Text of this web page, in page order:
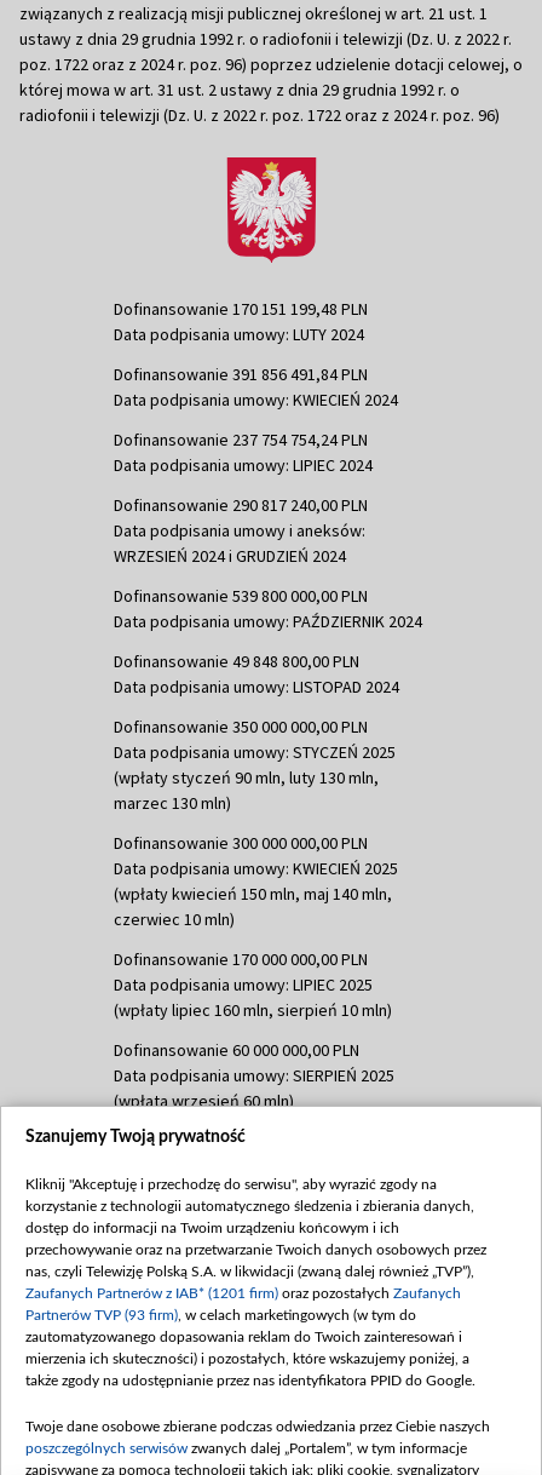
związanych z realizacją misji publicznej określonej w art. 21 ust. 1
ustawy z dnia 29 grudnia 1992 r. o radiofonii i telewizji (Dz. U. z 2022 r.
poz. 1722 oraz z 2024 r. poz. 96) poprzez udzielenie dotacji celowej, o
której mowa w art. 31 ust. 2 ustawy z dnia 29 grudnia 1992 r. o
radiofonii i telewizji (Dz. U. z 2022 r. poz. 1722 oraz z 2024 r. poz. 96)
Dofinansowanie 170 151 199,48 PLN
Data podpisania umowy: LUTY 2024
Dofinansowanie 391 856 491,84 PLN
Data podpisania umowy: KWIECIEŃ 2024
Dofinansowanie 237 754 754,24 PLN
Data podpisania umowy: LIPIEC 2024
Dofinansowanie 290 817 240,00 PLN
Data podpisania umowy i aneksów:
WRZESIEŃ 2024 i GRUDZIEŃ 2024
Dofinansowanie 539 800 000,00 PLN
Data podpisania umowy: PAŹDZIERNIK 2024
Dofinansowanie 49 848 800,00 PLN
Data podpisania umowy: LISTOPAD 2024
Dofinansowanie 350 000 000,00 PLN
Data podpisania umowy: STYCZEŃ 2025
(wpłaty styczeń 90 mln, luty 130 mln,
marzec 130 mln)
Dofinansowanie 300 000 000,00 PLN
Data podpisania umowy: KWIECIEŃ 2025
(wpłaty kwiecień 150 mln, maj 140 mln,
czerwiec 10 mln)
Dofinansowanie 170 000 000,00 PLN
Data podpisania umowy: LIPIEC 2025
(wpłaty lipiec 160 mln, sierpień 10 mln)
Dofinansowanie 60 000 000,00 PLN
Data podpisania umowy: SIERPIEŃ 2025
(wpłata wrzesień 60 mln)
Dofinansowanie 635 783 051,21 PLN
(wpłata wrzesień 100 mln, październik 350
mln, listopad 265 mln)
Dofinansowanie 48 862 000,00 PLN
Data podpisania umowy: GRUDZIEŃ 2025
(wpłata grudzień 60,548 mln)
Dofinansowanie 900 000 000,00 PLN
Data podpisania umowy: LUTY 2026 (wpłata
kwiecień 180 mln, 7 maja 180 mln, 8
czerwca 90 mln)
Szanujemy Twoją prywatność
Kliknij "Akceptuję i przechodzę do serwisu", aby wyrazić zgody na
korzystanie z technologii automatycznego śledzenia i zbierania danych,
dostęp do informacji na Twoim urządzeniu końcowym i ich
przechowywanie oraz na przetwarzanie Twoich danych osobowych przez
nas, czyli Telewizję Polską S.A. w likwidacji (zwaną dalej również „TVP”),
Zaufanych Partnerów z IAB* (1201 firm) oraz pozostałych Zaufanych
Partnerów TVP (93 firm) , w celach marketingowych (w tym do
zautomatyzowanego dopasowania reklam do Twoich zainteresowań i
mierzenia ich skuteczności) i pozostałych, które wskazujemy poniżej, a
także zgody na udostępnianie przez nas identyfikatora PPID do Google.
Twoje dane osobowe zbierane podczas odwiedzania przez Ciebie naszych
poszczególnych serwisów zwanych dalej „Portalem”, w tym informacje
zapisywane za pomocą technologii takich jak: pliki cookie, sygnalizatory